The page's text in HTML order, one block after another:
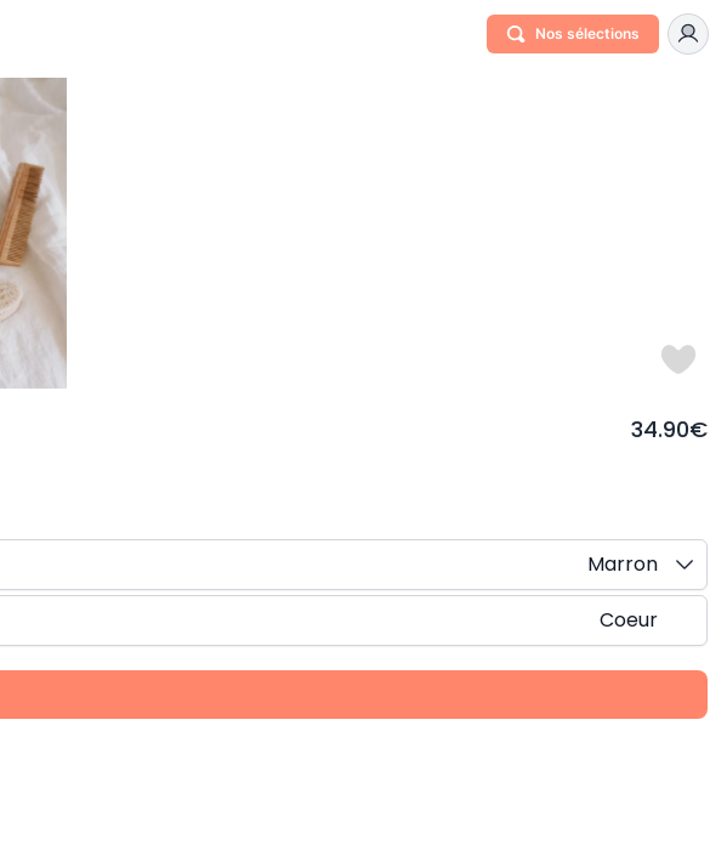
Nos sélections
34.90€
Marron
Coeur